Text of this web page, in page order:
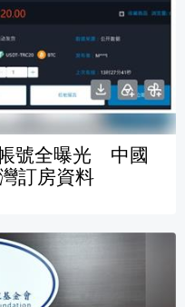
號全曝光 中國
訂房資料